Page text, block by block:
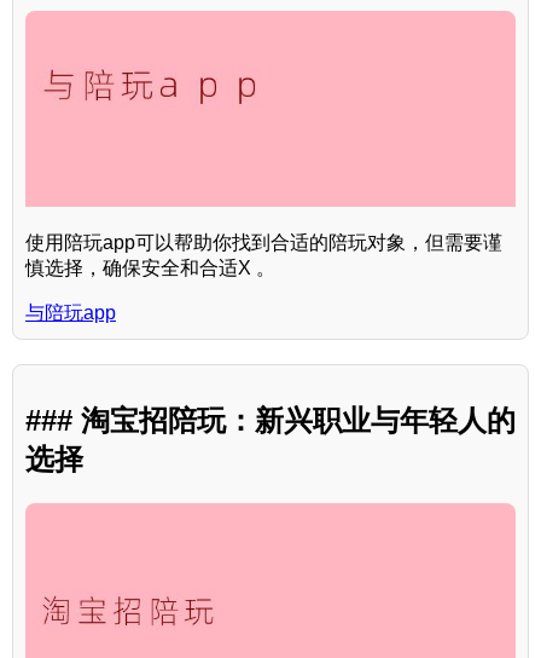
使用陪玩app可以帮助你找到合适的陪玩对象，但需要谨
慎选择，确保安全和合适X 。
与陪玩app
### 淘宝招陪玩：新兴职业与年轻人的
选择